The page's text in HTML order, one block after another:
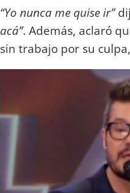
“Yo nunca me quise ir”
acá”. Además, aclaró
sin trabajo por su